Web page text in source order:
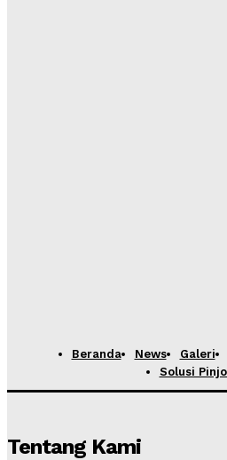
Beranda News Galeri
Solusi
Tentang Kami